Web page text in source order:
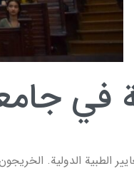
في
الطبية الدولية.